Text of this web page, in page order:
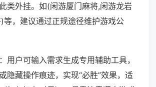
类外挂。如(闲游厦门麻将,闲游龙岩
等，建议通过正规途径维护游戏公
用户可输入需求生成专用辅助工具，
隐藏操作痕迹，实现“必胜”效果，适